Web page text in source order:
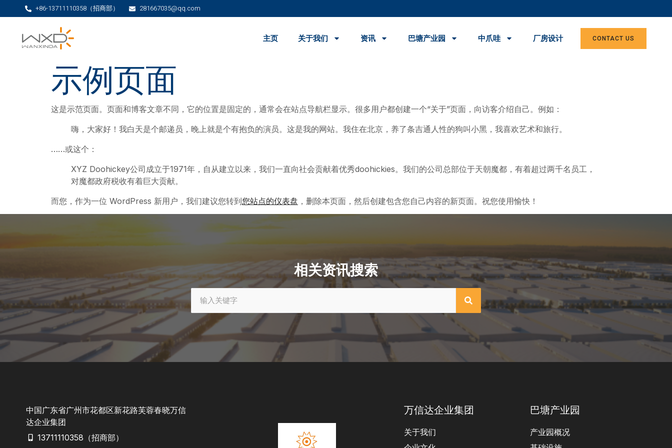
+86-13711110358（招商部） 281667035@qq.com
主页 关于我们 资讯 巴塘产业园 中爪哇 厂房设计 CONTACT US
示例页面
这是示范页面。页面和博客文章不同，它的位置是固定的，通常会在站点导航栏显示。很多用户都创建一个“关于”页面，向访客介绍自己。例如：
嗨，大家好！我白天是个邮递员，晚上就是个有抱负的演员。这是我的网站。我住在北京，养了条吉通人性的狗叫小黑，我喜欢艺术和旅行。
……或这个：
XYZ Doohickey公司成立于1971年，自从建立以来，我们一直向社会贡献着优秀doohickies。我们的公司总部位于天朝魔都，有着超过两千名员工，
对魔都政府税收有着巨大贡献。
而您，作为一位 WordPress 新用户，我们建议您转到您站点的仪表盘 ，删除本页面，然后创建包含您自己内容的新页面。祝您使用愉快！
相关资讯搜索
中国广东省广州市花都区新花路芙蓉春晓万信
达企业集团
13711110358（招商部）
万信达企业集团
关于我们
巴塘产业园
产业园概况